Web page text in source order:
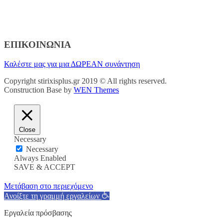
ΕΠΙΚΟΙΝΩΝΙΑ
Καλέστε μας για μια ΔΩΡΕΑΝ συνάντηση
Copyright stirixisplus.gr 2019 © All rights reserved.
Construction Base by WEN Themes
Close
Necessary
Necessary
Always Enabled
SAVE & ACCEPT
Μετάβαση στο περιεχόμενο
Ανοίξτε τη γραμμή εργαλείων
Εργαλεία πρόσβασης